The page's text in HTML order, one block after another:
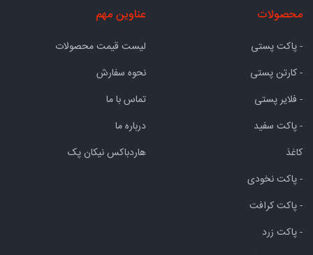
محصولات
- پاکت پستی
- کارتن پستی
- فلایر پستی
- پاکت سفید
کاغذ
- پاکت نخودی
- پاکت کرافت
- پاکت زرد
عناوین مهم
لیست قیمت محصولات
نحوه سفارش
تماس با ما
درباره ما
هاردباکس نیکان پک